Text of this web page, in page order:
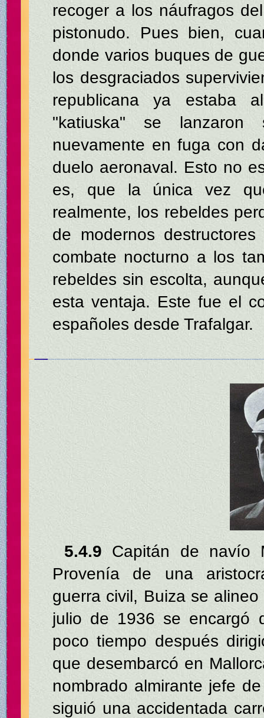
recoger a los náufragos
pistonudo. Pues bien,
donde varios buques de
los desgraciados
republicana ya estaba
"katiuska" se lanzaron
nuevamente en fuga con
duelo aeronaval. Esto no
es, que la única vez
realmente, los rebeldes
de modernos
combate nocturno a los
rebeldes sin escolta,
esta ventaja. Este fue el
españoles desde Trafalgar.
5.4.9 Capitán de navío
Provenía de una
guerra civil, Buiza se
julio de 1936 se encargó
poco tiempo después
que desembarcó en
nombrado almirante jefe
siguió una accidentada